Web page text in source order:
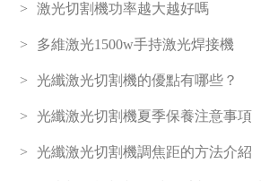
激光切割機功率越大越好嗎
多維激光1500w手持激光焊接機
光纖激光切割機的優點有哪些？
光纖激光切割機夏季保養注意事項
光纖激光切割機調焦距的方法介紹